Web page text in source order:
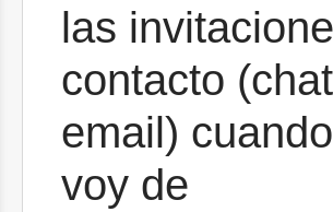
las
contacto
email)
voy de